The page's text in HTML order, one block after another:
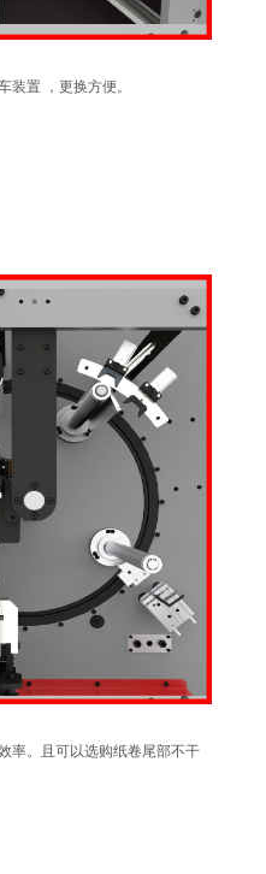
置 ，更换方便。
率。且可以选购纸卷尾部不干